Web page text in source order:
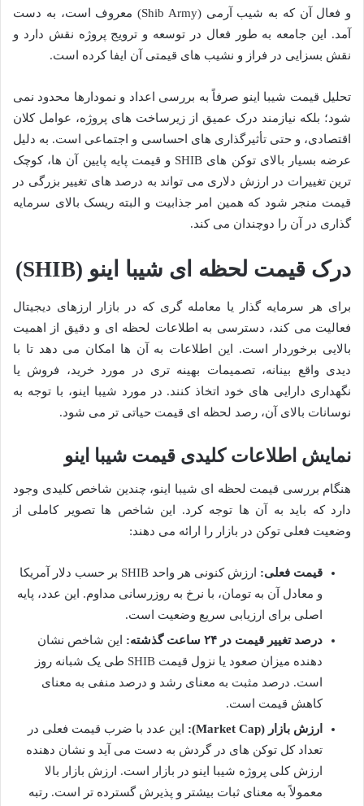
و فعال آن که به شیب آرمی (Shib Army) معروف است، به دست
آمد. این جامعه به طور فعال در توسعه و ترویج پروژه نقش دارد و
نقش بسزایی در فراز و نشیب های قیمتی آن ایفا کرده است.
تحلیل قیمت شیبا اینو صرفاً به بررسی اعداد و نمودارها محدود نمی
شود؛ بلکه نیازمند درک عمیق از زیرساخت های پروژه، عوامل کلان
اقتصادی، و حتی تأثیرگذاری های احساسی و اجتماعی است. به دلیل
عرضه بسیار بالای توکن های SHIB و قیمت پایه پایین آن ها، کوچک
ترین تغییرات در ارزش دلاری می تواند به درصد های تغییر بزرگی در
قیمت منجر شود که همین امر جذابیت و البته ریسک بالای سرمایه
گذاری در آن را دوچندان می کند.
درک قیمت لحظه ای شیبا اینو (SHIB)
برای هر سرمایه گذار یا معامله گری که در بازار ارزهای دیجیتال
فعالیت می کند، دسترسی به اطلاعات لحظه ای و دقیق از اهمیت
بالایی برخوردار است. این اطلاعات به آن ها امکان می دهد تا با
دیدی واقع بینانه، تصمیمات بهینه تری در مورد خرید، فروش یا
نگهداری دارایی های خود اتخاذ کنند. در مورد شیبا اینو، با توجه به
نوسانات بالای آن، رصد لحظه ای قیمت حیاتی تر می شود.
نمایش اطلاعات کلیدی قیمت شیبا اینو
هنگام بررسی قیمت لحظه ای شیبا اینو، چندین شاخص کلیدی وجود
دارد که باید به آن ها توجه کرد. این شاخص ها تصویر کاملی از
وضعیت فعلی توکن در بازار را ارائه می دهند:
قیمت فعلی:
ارزش کنونی هر واحد SHIB بر حسب دلار آمریکا
و معادل آن به تومان، با نرخ به روزرسانی مداوم. این عدد، پایه
اصلی برای ارزیابی سریع وضعیت است.
درصد تغییر قیمت در ۲۴ ساعت گذشته:
این شاخص نشان
دهنده میزان صعود یا نزول قیمت SHIB طی یک شبانه روز
است. درصد مثبت به معنای رشد و درصد منفی به معنای
کاهش قیمت است.
ارزش بازار (Market Cap):
این عدد با ضرب قیمت فعلی در
تعداد کل توکن های در گردش به دست می آید و نشان دهنده
ارزش کلی پروژه شیبا اینو در بازار است. ارزش بازار بالا
معمولاً به معنای ثبات بیشتر و پذیرش گسترده تر است. رتبه